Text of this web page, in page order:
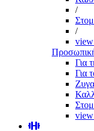
/
/
Για
Για